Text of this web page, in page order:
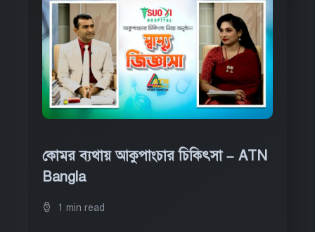
কোমর ব্যথায় আকুপাংচার চিকিৎসা – ATN
Bangla
1 min read